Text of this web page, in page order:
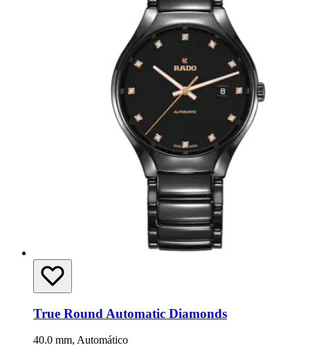
True Round Automatic Diamonds
40.0 mm, Automático